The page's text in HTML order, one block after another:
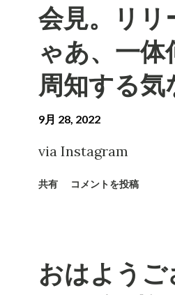
会見。リリ
ゃあ、一体
周知する気
9月 28, 2022
via Instagram
共有 コメントを投稿
おはようご